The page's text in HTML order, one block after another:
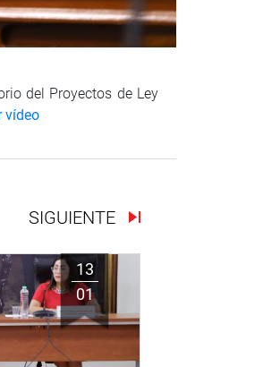
del Proyectos de Ley
vídeo
SIGUIENTE
13
01